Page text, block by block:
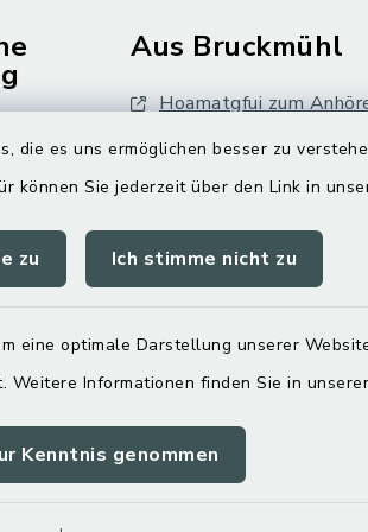
die es uns ermöglichen besser zu
können Sie jederzeit über den Link in
zu Ich stimme nicht zu
eine optimale Darstellung unserer
Informationen finden Sie in
Kenntnis genommen
Aus Bruckmühl
Hoamatgfui zum
Digitaler Ortsplan
Sitemap